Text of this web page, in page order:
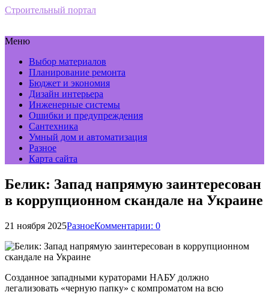
Строительный портал
Меню
Выбор материалов
Планирование ремонта
Бюджет и экономия
Дизайн интерьера
Инженерные системы
Ошибки и предупреждения
Сантехника
Умный дом и автоматизация
Разное
Карта сайта
Белик: Запад напрямую заинтересован
в коррупционном скандале на Украине
21 ноября 2025РазноеКомментарии: 0
Созданное западными кураторами НАБУ должно
легализовать «черную папку» с компроматом на всю